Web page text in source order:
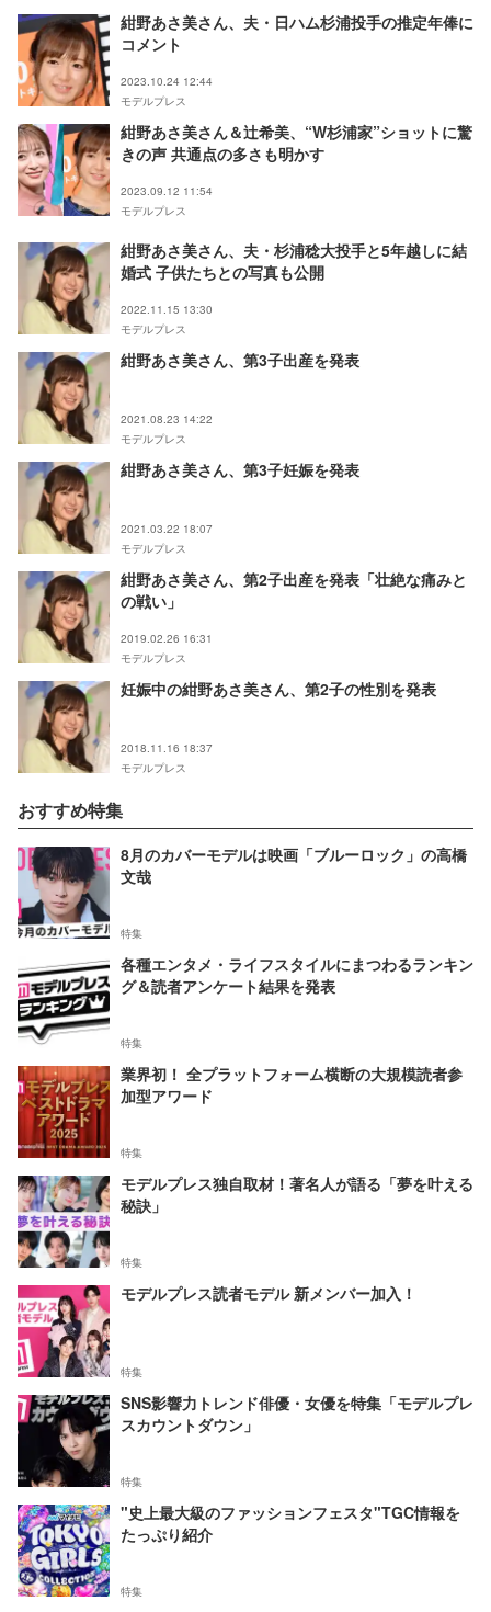
紺野あさ美さん、夫・日ハム杉浦投手の推定年俸に
コメント
2023.10.24 12:44
モデルプレス
紺野あさ美さん＆辻希美、“W杉浦家”ショットに驚
きの声 共通点の多さも明かす
2023.09.12 11:54
モデルプレス
紺野あさ美さん、夫・杉浦稔大投手と5年越しに結
婚式 子供たちとの写真も公開
2022.11.15 13:30
モデルプレス
紺野あさ美さん、第3子出産を発表
2021.08.23 14:22
モデルプレス
紺野あさ美さん、第3子妊娠を発表
2021.03.22 18:07
モデルプレス
紺野あさ美さん、第2子出産を発表「壮絶な痛みと
の戦い」
2019.02.26 16:31
モデルプレス
妊娠中の紺野あさ美さん、第2子の性別を発表
2018.11.16 18:37
モデルプレス
おすすめ特集
8月のカバーモデルは映画「ブルーロック」の高橋
文哉
特集
各種エンタメ・ライフスタイルにまつわるランキン
グ＆読者アンケート結果を発表
特集
業界初！ 全プラットフォーム横断の大規模読者参
加型アワード
特集
モデルプレス独自取材！著名人が語る「夢を叶える
秘訣」
特集
モデルプレス読者モデル 新メンバー加入！
特集
SNS影響力トレンド俳優・女優を特集「モデルプレ
スカウントダウン」
特集
"史上最大級のファッションフェスタ"TGC情報を
たっぷり紹介
特集